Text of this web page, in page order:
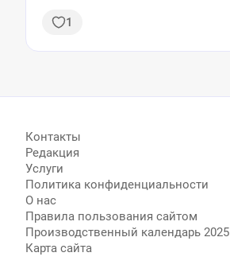
1
Контакты
Редакция
Услуги
Политика конфиденциальности
О нас
Правила пользования сайтом
Производственный календарь 2025
Карта сайта